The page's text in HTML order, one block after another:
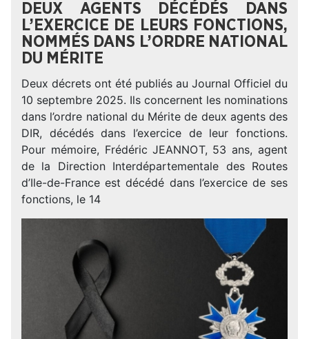
DEUX AGENTS DÉCÉDÉS DANS
L’EXERCICE DE LEURS FONCTIONS,
NOMMÉS DANS L’ORDRE NATIONAL
DU MÉRITE
Deux décrets ont été publiés au Journal Officiel du
10 septembre 2025. Ils concernent les nominations
dans l’ordre national du Mérite de deux agents des
DIR, décédés dans l’exercice de leur fonctions.
Pour mémoire, Frédéric JEANNOT, 53 ans, agent
de la Direction Interdépartementale des Routes
d’Ile-de-France est décédé dans l’exercice de ses
fonctions, le 14